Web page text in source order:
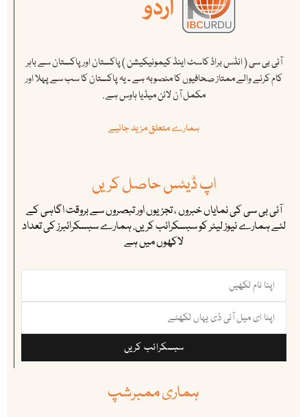
آئی بی سی ( انڈس براڈ کاسٹ اینڈ کیمونیکیشن ) پاکستان اور پاکستان سے باہر
کام کرنے والے ممتاز صحافیوں کا منصوبہ ہے ۔ یہ پاکستان کا سب سے پہلا اور
مکمل آن لائن میڈیا ہاوس ہے .
ہمارے متعلق مزید جانیے
اپ ڈیٹس حاصل کریں
آئی بی سی کی نمایاں خبروں ، تجزیوں اور تبصروں سے بروقت اگاہی کے
لئے ہمارے نیوز لیٹر کو سبسکرائب کریں. ہمارے سبسکرائبرز کی تعداد
لاکھوں میں ہے
سبسکرائب کریں
ہماری ممبرشپ